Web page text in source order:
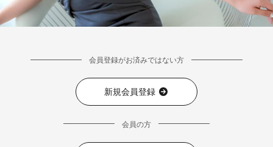
会員登録がお済みではない方
新規会員登録
会員の方